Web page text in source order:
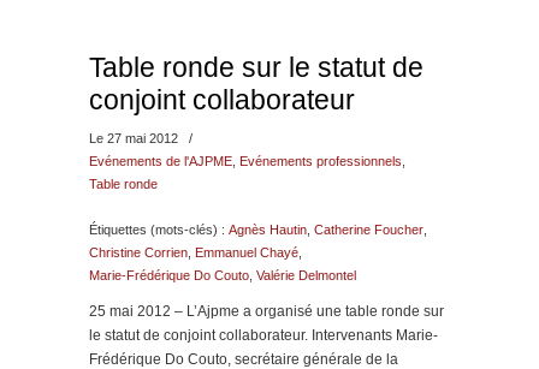
Table ronde sur le statut de
conjoint collaborateur
Le 27 mai 2012
/
Evénements de l'AJPME Evénements professionnels
Table ronde
Étiquettes (mots-clés) : Agnès Hautin Catherine Foucher
Christine Corrien Emmanuel Chayé
Marie-Frédérique Do Couto Valérie Delmontel
25 mai 2012 – L’Ajpme a organisé une table ronde sur
le statut de conjoint collaborateur. Intervenants Marie-
Frédérique Do Couto, secrétaire générale de la